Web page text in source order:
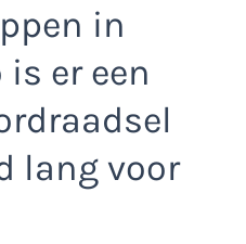
in
er een
lang voor